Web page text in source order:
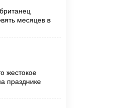
месяцев в
жестокое
празднике